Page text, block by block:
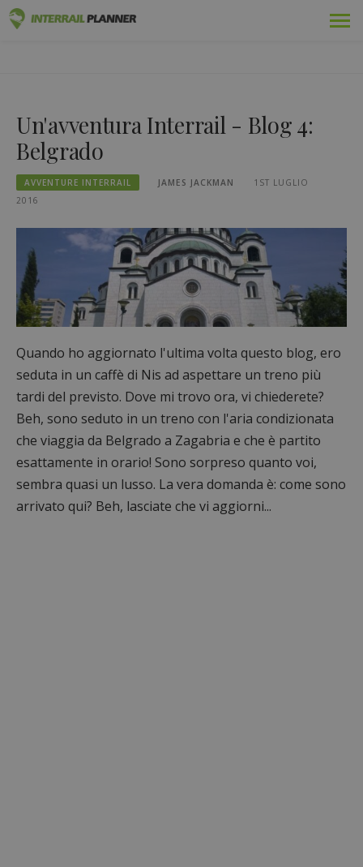
Viaggi
Blog
Guide dei Paesi
Accedi
Pianificare un nuovo viaggio!
Un'avventura Interrail - Blog 4:
Belgrado
AVVENTURE INTERRAIL JAMES JACKMAN
1ST LUGLIO
2016
Quando ho aggiornato l'ultima volta questo blog, ero
seduta in un caffè di Nis ad aspettare un treno più
tardi del previsto. Dove mi trovo ora, vi chiederete?
Beh, sono seduto in un treno con l'aria condizionata
che viaggia da Belgrado a Zagabria e che è partito
esattamente in orario! Sono sorpreso quanto voi,
sembra quasi un lusso. La vera domanda è: come sono
arrivato qui? Beh, lasciate che vi aggiorni...